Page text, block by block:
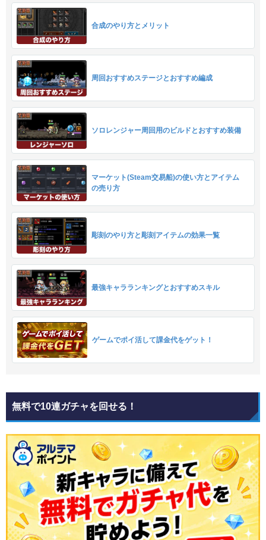
合成のやり方とメリット
周回おすすめステージとおすすめ編成
ソロレンジャー周回用のビルドとおすすめ装備
マーケット(Steam交易船)の使い方とアイテム
の売り方
彫刻のやり方と彫刻アイテムの効果一覧
最強キャラランキングとおすすめスキル
ゲームでポイ活して課金代をゲット！
無料で10連ガチャを回せる！